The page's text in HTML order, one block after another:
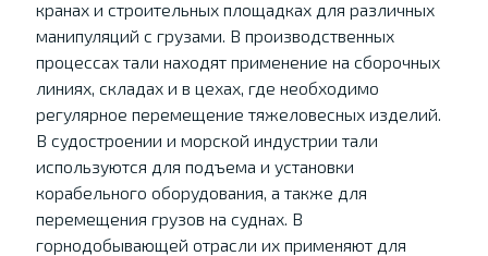
кранах и строительных площадках для различных
манипуляций с грузами. В производственных
процессах тали находят применение на сборочных
линиях, складах и в цехах, где необходимо
регулярное перемещение тяжеловесных изделий.
В судостроении и морской индустрии тали
используются для подъема и установки
корабельного оборудования, а также для
перемещения грузов на суднах. В
горнодобывающей отрасли их применяют для